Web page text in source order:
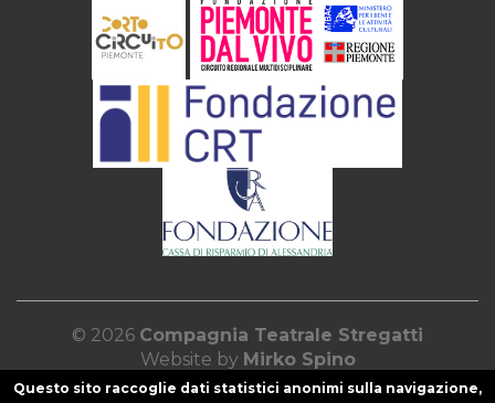
© 2026 Compagnia Teatrale Stregatti
Website by Mirko Spino
Questo sito raccoglie dati statistici anonimi sulla navigazione,